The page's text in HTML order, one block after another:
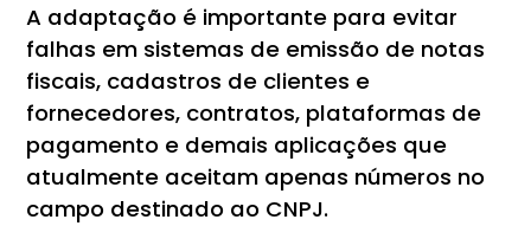
A adaptação é importante para evitar
falhas em sistemas de emissão de notas
fiscais, cadastros de clientes e
fornecedores, contratos, plataformas de
pagamento e demais aplicações que
atualmente aceitam apenas números no
campo destinado ao CNPJ.